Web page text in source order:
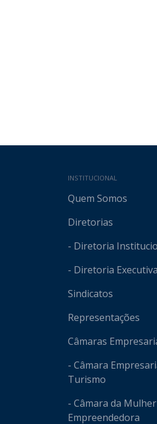
Mapa
INSTITUCIONAL
Quem Somos
Diretorias
- Diretoria
- Diretoria Executiva
Sindicatos
Representações
Câmaras
- Câmara
Turismo
- Câmara da Mulher
Empreendedora